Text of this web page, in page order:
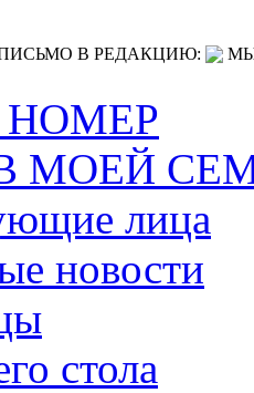
В РЕДАКЦИЮ:
МОЕЙ
лица
новости
стола